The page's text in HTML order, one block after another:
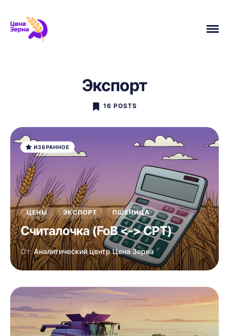
Экспорт
16 POSTS
ИЗБРАННОЕ
ЦЕНЫ ЭКСПОРТ ПШЕНИЦА
Считалочка (FoB <-> CPT)
От: Аналитический центр Цена Зерна
ЦЕНЫ МАСЛИЧНЫЕ
НОВОСТИ ЭКСПОРТ ИСТОРИЯ
МИНСЕЛЬХОЗ